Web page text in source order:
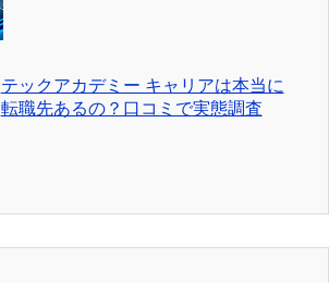
テックアカデミー キャリアは本当に
転職先あるの？口コミで実態調査